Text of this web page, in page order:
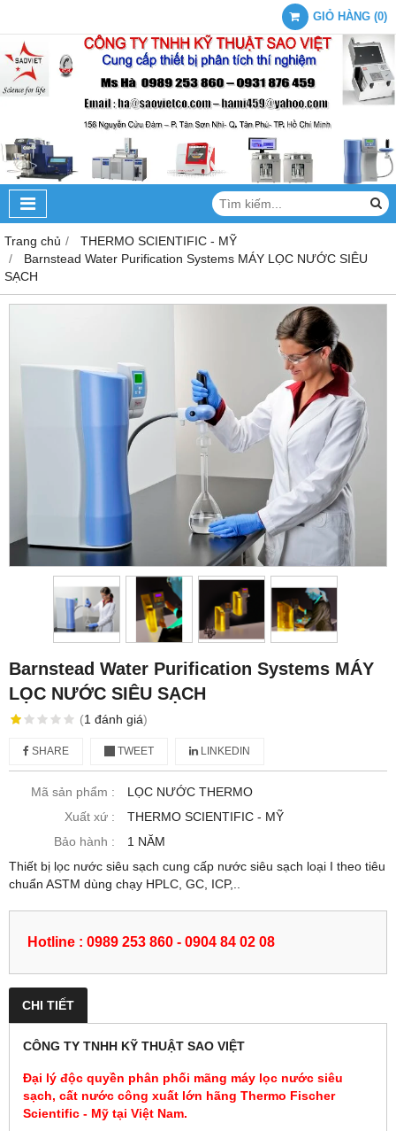
GIỎ HÀNG (0)
Trang chủ
THERMO SCIENTIFIC - MỸ
Barnstead Water Purification Systems MÁY LỌC NƯỚC SIÊU
SẠCH
Barnstead Water Purification Systems MÁY
LỌC NƯỚC SIÊU SẠCH
(1 đánh giá)
SHARE TWEET LINKEDIN
Mã sản phẩm :
LỌC NƯỚC THERMO
Xuất xứ :
THERMO SCIENTIFIC - MỸ
Bảo hành :
1 NĂM
Thiết bị lọc nước siêu sạch cung cấp nước siêu sạch loại I theo tiêu
chuẩn ASTM dùng chạy HPLC, GC, ICP,..
Hotline : 0989 253 860 - 0904 84 02 08
CHI TIẾT
CÔNG TY TNHH KỸ THUẬT SAO VIỆT
Đại lý độc quyền phân phối mãng máy lọc nước siêu
sạch, cất nước công xuất lớn hãng Thermo Fischer
Scientific - Mỹ tại Việt Nam.